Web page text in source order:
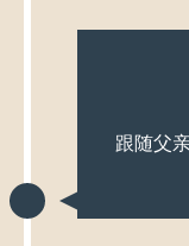
跟随父